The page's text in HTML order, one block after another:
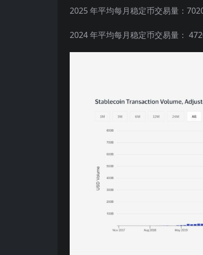
2025 年平均每月稳定币交易量：
2024 年平均每月稳定币交易量：